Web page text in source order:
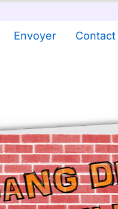
Envoyer Contact